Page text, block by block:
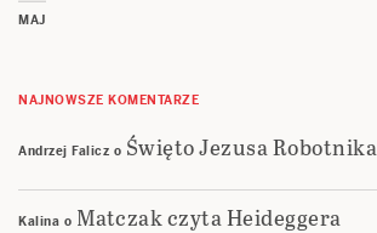
MAJ
NAJNOWSZE KOMENTARZE
Andrzej Falicz o Święto Jezusa Robotnika
Kalina o Matczak czyta Heideggera